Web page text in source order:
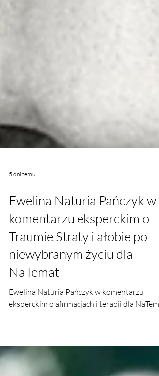
5 dni temu
Ewelina Naturia Pańczyk w
komentarzu eksperckim o
Traumie Straty i ałobie po
niewybranym życiu dla
NaTemat